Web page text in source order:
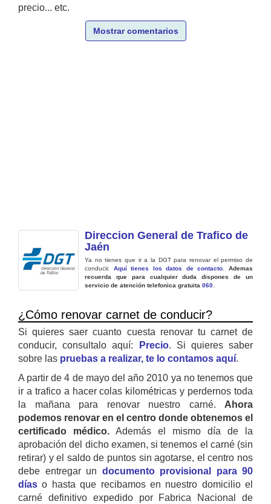
precio... etc.
Mostrar comentarios
Direccion General de Trafico de
Jaén
Ya no tienes que ir a la DGT para renovar el permiso de
conducir. Aquí tienes los datos de contacto .Ademas
recuerda que para cualquier duda dispones de un
servicio de atención telefonica gratuita 060
¿Cómo renovar carnet de conducir?
Si quieres saer cuanto cuesta renovar tu carnet de
conducir, consultalo aquí:
Precio. Si quieres saber
sobre las pruebas a realizar, te lo contamos aquí.
A partir de 4 de mayo del año 2010 ya no tenemos que
ir a trafico a hacer colas kilométricas y perdernos toda
la mañana para renovar nuestro carné. Ahora
podemos renovar en el centro donde obtenemos el
certificado médico. Además el mismo día de la
aprobación del dicho examen, si tenemos el carné (sin
retirar) y el saldo de puntos sin agotarse, el centro nos
debe entregar un documento provisional para 90
días o hasta que recibamos en nuestro domicilio el
carné definitivo expedido por Fabrica Nacional de